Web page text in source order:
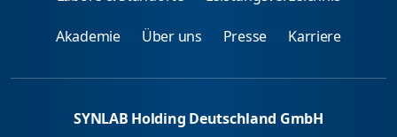
Akademie Über uns Presse Karriere
SYNLAB Holding Deutschland GmbH